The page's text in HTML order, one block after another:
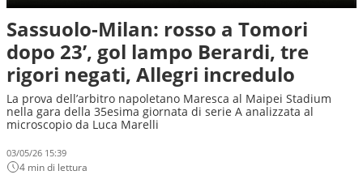
Sassuolo-Milan: rosso a Tomori
dopo 23’, gol lampo Berardi, tre
rigori negati, Allegri incredulo
La prova dell’arbitro napoletano Maresca al Maipei Stadium
nella gara della 35esima giornata di serie A analizzata al
microscopio da Luca Marelli
03/05/26 15:39
4 min di lettura